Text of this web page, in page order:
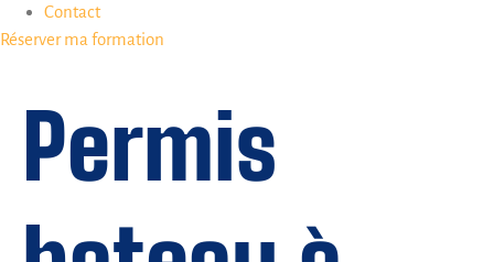
Contact
Réserver ma formation
Permis